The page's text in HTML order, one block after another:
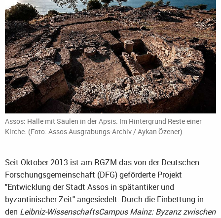
Assos: Halle mit Säulen in der Apsis. Im Hintergrund Reste einer
Kirche. (Foto: Assos Ausgrabungs-Archiv / Aykan Özener)
Seit Oktober 2013 ist am RGZM das von der Deutschen
Forschungsgemeinschaft (DFG) geförderte Projekt
"Entwicklung der Stadt Assos in spätantiker und
byzantinischer Zeit" angesiedelt. Durch die Einbettung in
den Leibniz-WissenschaftsCampus Mainz: Byzanz zwischen